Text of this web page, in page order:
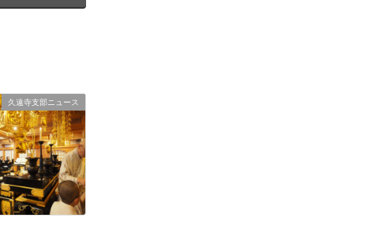
久遠寺支部ニュース